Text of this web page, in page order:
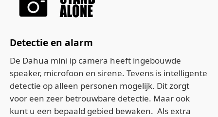
Detectie en alarm
De Dahua mini ip camera heeft ingebouwde
speaker, microfoon en sirene. Tevens is intelligente
detectie op alleen personen mogelijk. Dit zorgt
voor een zeer betrouwbare detectie. Maar ook
kunt u een bepaald gebied bewaken. Als extra